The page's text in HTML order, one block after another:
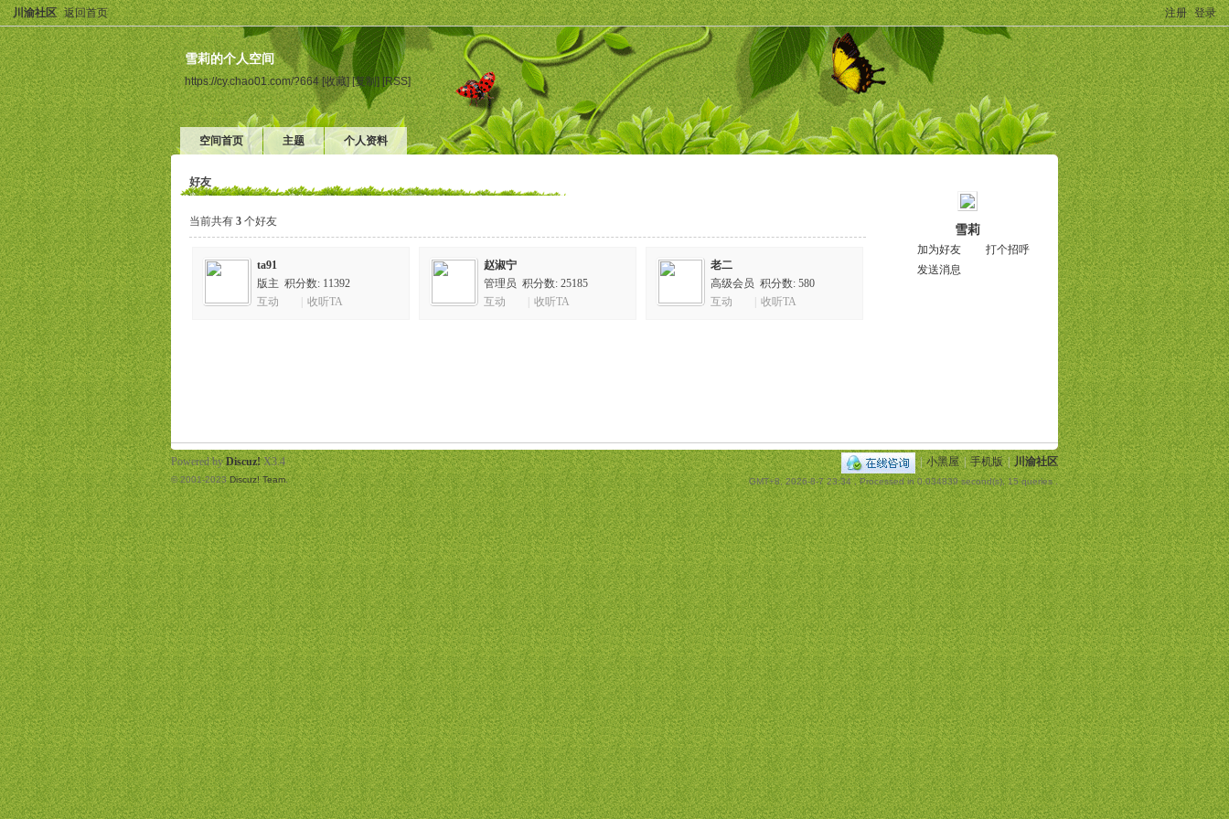
注册 登录
川渝社区 返回首页
雪莉的个人空间
https://cy.chao01.com/?664 [收藏] [复制] [RSS]
空间首页 主题 个人资料
好友
当前共有 3 个好友
ta91
版主 积分数: 11392
互动
收听TA
赵淑宁
管理员 积分数: 25185
互动
收听TA
老二
高级会员 积分数: 580
互动
收听TA
雪莉
加为好友
打个招呼
发送消息
| 小黑屋 手机版 | 川渝社区
GMT+8, 2026-8-7 23:34, Processed in 0.034839 second(s), 15 queries .
Powered byDiscuz! X3.4
© 2001-2023Discuz! Team.